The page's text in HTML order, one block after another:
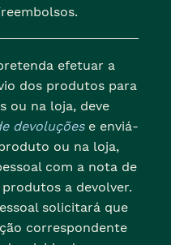
efetuar a
dos produtos para
ou na loja, deve
devoluçõese enviá-
ou na loja,
com a nota de
a devolver.
solicitará que
correspondente